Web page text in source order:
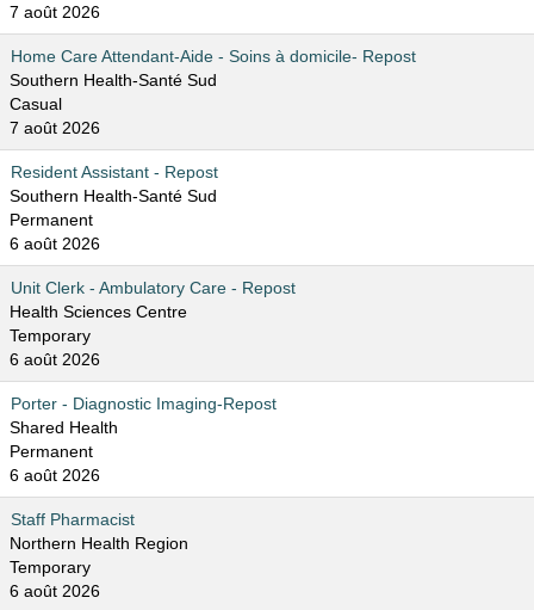
7 août 2026
Home Care Attendant-Aide - Soins à domicile- Repost
Southern Health-Santé Sud
Casual
7 août 2026
Resident Assistant - Repost
Southern Health-Santé Sud
Permanent
6 août 2026
Unit Clerk - Ambulatory Care - Repost
Health Sciences Centre
Temporary
6 août 2026
Porter - Diagnostic Imaging-Repost
Shared Health
Permanent
6 août 2026
Staff Pharmacist
Northern Health Region
Temporary
6 août 2026